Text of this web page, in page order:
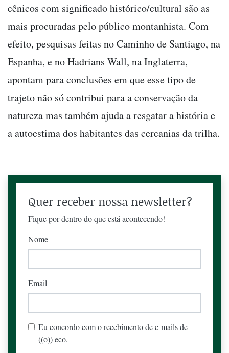
cênicos com significado histórico/cultural são as
mais procuradas pelo público montanhista. Com
efeito, pesquisas feitas no Caminho de Santiago, na
Espanha, e no Hadrians Wall, na Inglaterra,
apontam para conclusões em que esse tipo de
trajeto não só contribui para a conservação da
natureza mas também ajuda a resgatar a história e
a autoestima dos habitantes das cercanias da trilha.
Quer receber nossa newsletter?
Fique por dentro do que está acontecendo!
Nome
Email
Eu concordo com o recebimento de e-mails de
((o)) eco.